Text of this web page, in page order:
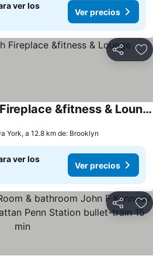
ver los
Ver precios
Compartir
Nmodern 2br With Fireplace &fitness & Lounge
York, a 12.8 km de: Brooklyn
ver los
Ver precios
Compartir